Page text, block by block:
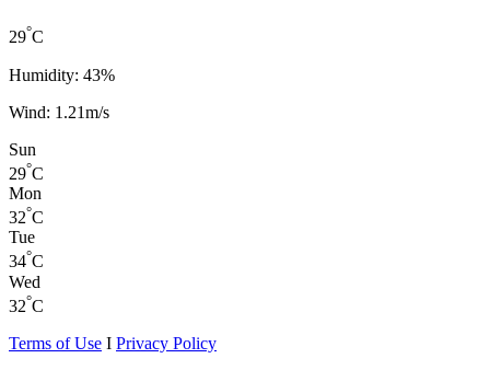
29°C
Humidity: 43%
Wind: 1.21m/s
Sun
29°C
Mon
32°C
Tue
34°C
Wed
32°C
Terms of Use I Privacy Policy